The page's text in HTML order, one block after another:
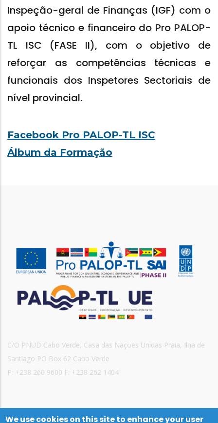
Inspeção-geral de Finanças (IGF) com o
apoio técnico e financeiro do Pro PALOP-
TL ISC (FASE II), com o objetivo de
reforçar as competências técnicas e
funcionais dos Inspetores Sectoriais de
nível provincial.
Facebook Pro PALOP-TL ISC
Álbum da Formação
C/O PNUD Cabo Verde, Casa das Nações Unidas Praia, Ilha de
Santiago PO Box 62 Cabo Verde
P: +238 260 9600 F: +238 262 1404
We use cookies on this site to enhance your user